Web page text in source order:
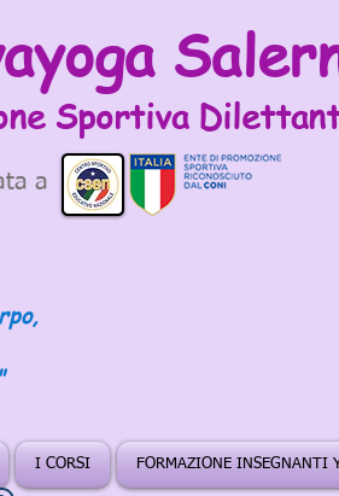
Sportiva
a
I CORSI FORMAZIONE INSEGNANTI